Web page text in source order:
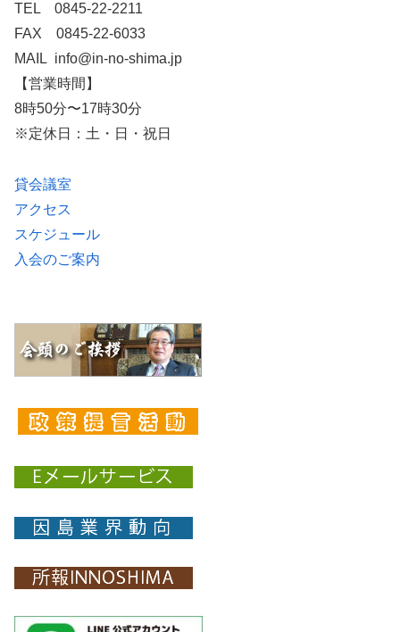
TEL 0845-22-2211
FAX 0845-22-6033
MAIL info@in-no-shima.jp
【営業時間】
8時50分〜17時30分
※定休日：土・日・祝日
貸会議室
アクセス
スケジュール
入会のご案内